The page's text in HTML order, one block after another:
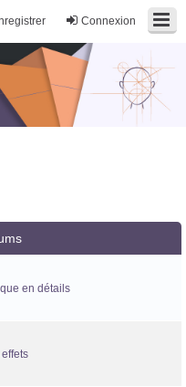
Connexion
en détails